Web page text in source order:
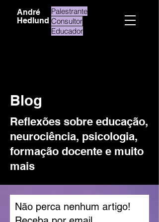
André
Hedlund
Palestrante
Consultor
Educador
Blog
Reflexões sobre educação,
neurociência, psicologia,
formação docente e muito
mais
Não perca nenhum artigo!